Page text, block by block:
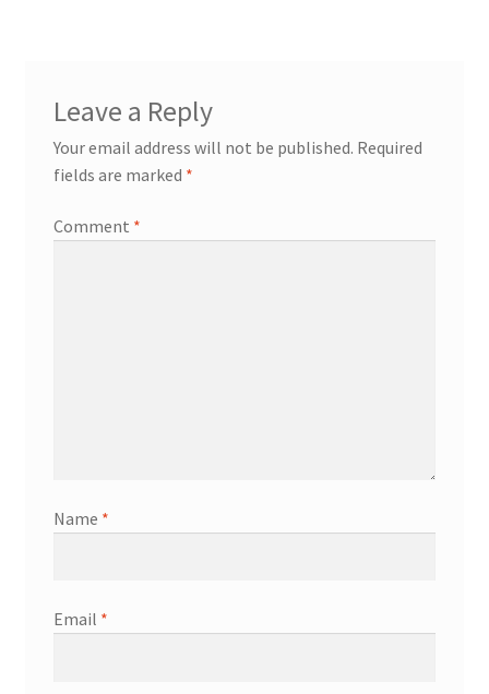
Leave a Reply
Your email address will not be published. Required
fields are marked *
Comment *
Name *
Email *